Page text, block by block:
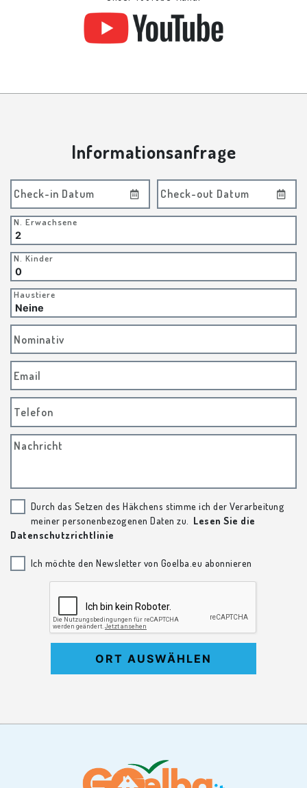
Informationsanfrage
Check-in Datum Check-out Datum
N. Erwachsene
N. Kinder
Haustiere
Nominativ
Email
Telefon
Nachricht
Durch das Setzen des Häkchens stimme ich der Verarbeitung
meiner personenbezogenen Daten zu.
Lesen Sie die
Datenschutzrichtlinie
Ich möchte den Newsletter von Goelba.eu abonnieren
ORT AUSWÄHLEN